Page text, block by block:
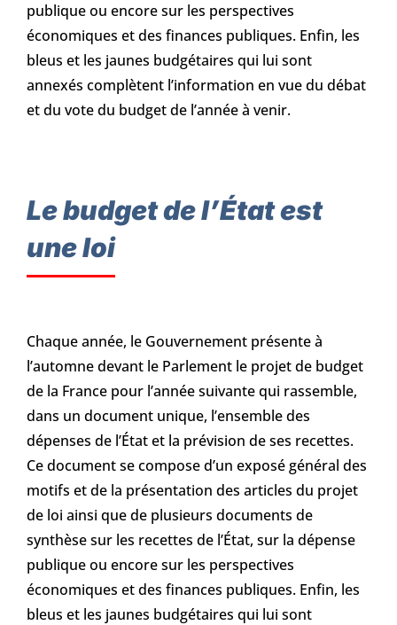
publique ou encore sur les perspectives
économiques et des finances publiques. Enfin, les
bleus et les jaunes budgétaires qui lui sont
annexés complètent l’information en vue du débat
et du vote du budget de l’année à venir.
Le budget de l’État est
une loi
Chaque année, le Gouvernement présente à
l’automne devant le Parlement le projet de budget
de la France pour l’année suivante qui rassemble,
dans un document unique, l’ensemble des
dépenses de l’État et la prévision de ses recettes.
Ce document se compose d’un exposé général des
motifs et de la présentation des articles du projet
de loi ainsi que de plusieurs documents de
synthèse sur les recettes de l’État, sur la dépense
publique ou encore sur les perspectives
économiques et des finances publiques. Enfin, les
bleus et les jaunes budgétaires qui lui sont